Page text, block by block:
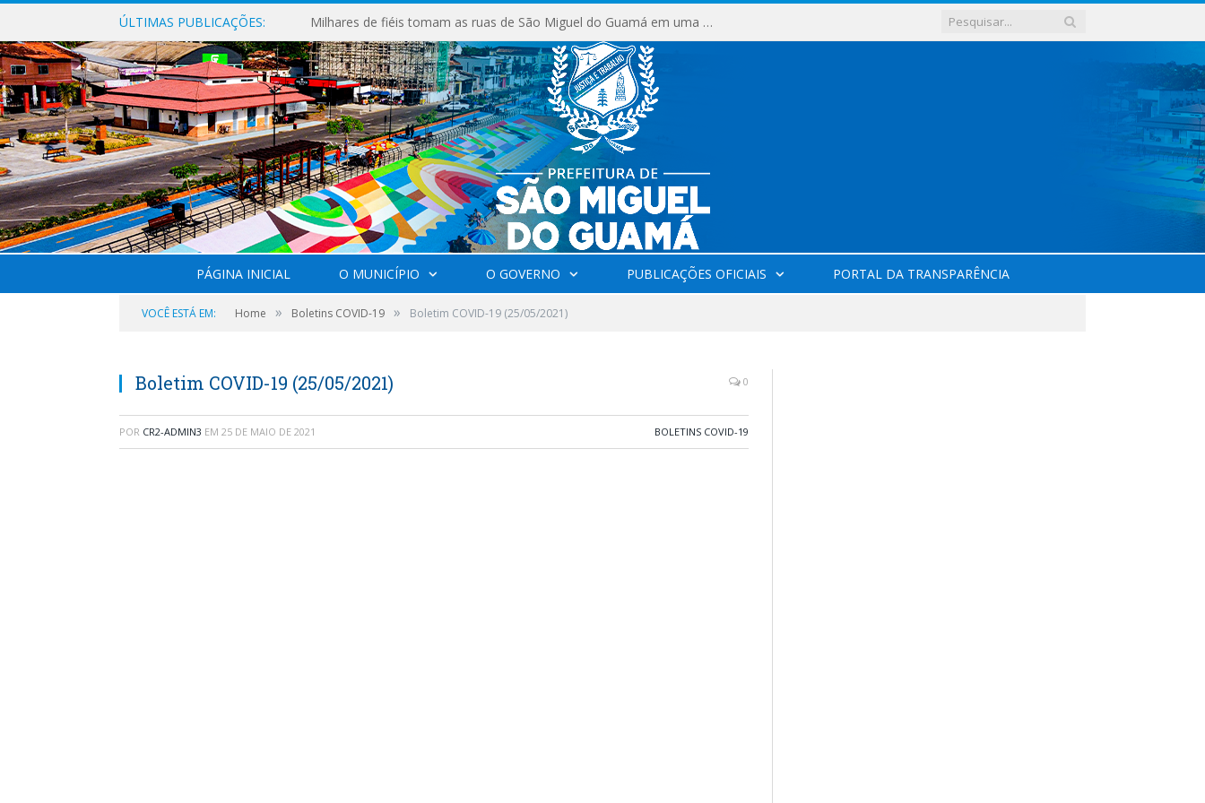
ÚLTIMAS PUBLICAÇÕES: Milhares de fiéis tomam as ruas de São Miguel do Guamá em uma grande celebração de fé na Marcha para Jesus 2026.
PÁGINA INICIAL O MUNICÍPIO O GOVERNO PUBLICAÇÕES OFICIAIS PORTAL DA TRANSPARÊNCIA
VOCÊ ESTÁ EM: Home » Boletins COVID-19 » Boletim COVID-19 (25/05/2021)
Boletim COVID-19 (25/05/2021) 0
POR CR2-ADMIN3 EM 25 DE MAIO DE 2021 BOLETINS COVID-19